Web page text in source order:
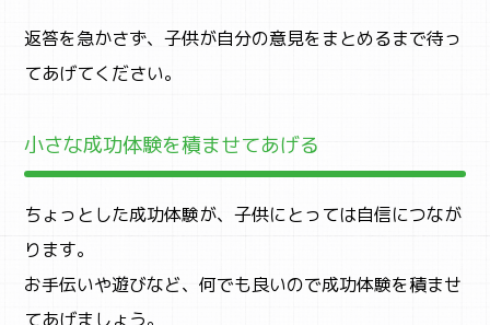
返答を急かさず、子供が自分の意見をまとめるまで待っ
てあげてください。
小さな成功体験を積ませてあげる
ちょっとした成功体験が、子供にとっては自信につなが
ります。
お手伝いや遊びなど、何でも良いので成功体験を積ませ
てあげましょう。